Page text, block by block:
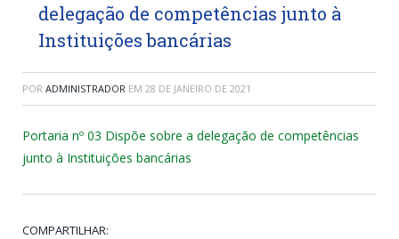
delegação de competências junto à
Instituições bancárias
POR ADMINISTRADOR EM 28 DE JANEIRO DE 2021
Portaria nº 03 Dispõe sobre a delegação de competências
junto à Instituições bancárias
COMPARTILHAR: